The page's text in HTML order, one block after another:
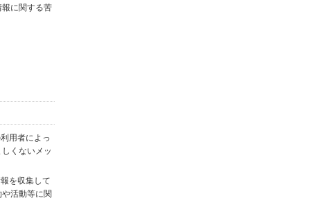
に関する苦
用者によっ
くないメッ
を収集して
活動等に関